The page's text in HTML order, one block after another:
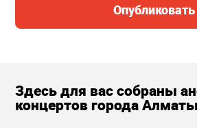
Опубликовать
Здесь для вас собраны
концертов города